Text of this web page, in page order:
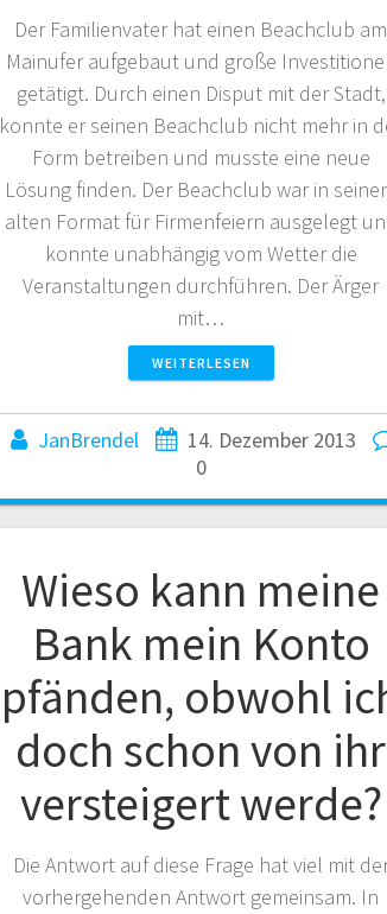
Der Familienvater hat einen Beachclub am
Mainufer aufgebaut und große
getätigt. Durch einen Disput mit der Stadt,
konnte er seinen Beachclub nicht mehr in
Form betreiben und musste eine neue
Lösung finden. Der Beachclub war in
alten Format für Firmenfeiern ausgelegt
konnte unabhängig vom Wetter die
Veranstaltungen durchführen. Der Ärger
mit…
WEITERLESEN
JanBrendel
14. Dezember 2013
0
Wieso kann meine
Bank mein Konto
pfänden, obwohl
doch schon von ihr
versteigert werde?
Die Antwort auf diese Frage hat viel mit
vorhergehenden Antwort gemeinsam. In